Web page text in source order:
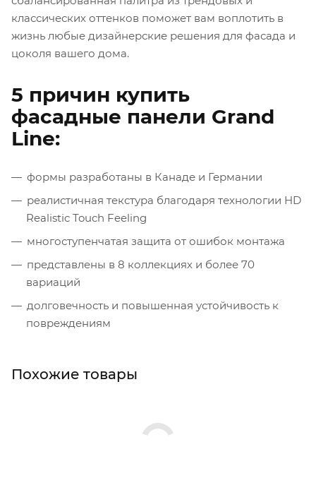
классических оттенков поможет вам воплотить в
жизнь любые дизайнерские решения для фасада и
цоколя вашего дома.
5 причин купить
фасадные панели Grand
Line:
формы разработаны в Канаде и Германии
реалистичная текстура благодаря технологии HD
Realistic Touch Feeling
многоступенчатая защита от ошибок монтажа
представлены в 8 коллекциях и более 70
вариаций
долговечность и повышенная устойчивость к
повреждениям
Похожие товары